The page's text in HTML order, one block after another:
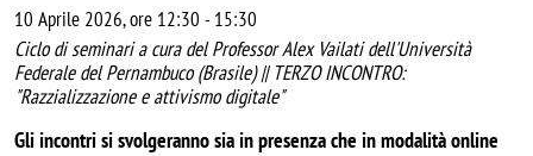
10 Aprile 2026, ore 12:30 -15:30
Ciclo di seminari a cura del Professor Alex Vailati dell'Università
Federale del Pernambuco (Brasile) || TERZO INCONTRO:
"Razzializzazione e attivismo digitale"
Gli incontri si svolgeranno sia in presenza che in modalità online